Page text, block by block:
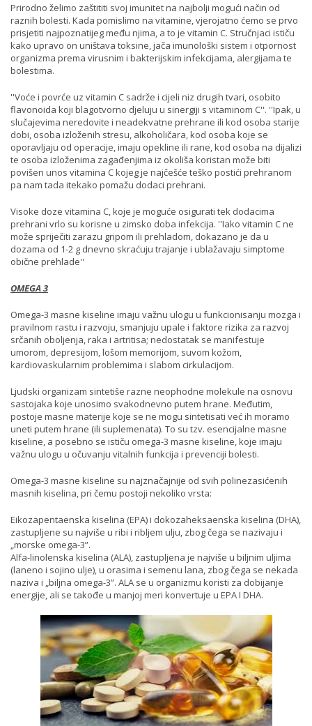
Prirodno želimo zaštititi svoj imunitet na najbolji mogući način od
raznih bolesti. Kada pomislimo na vitamine, vjerojatno ćemo se prvo
prisjetiti najpoznatijeg među njima, a to je vitamin C. Stručnjaci ističu
kako upravo on uništava toksine, jača imunološki sistem i otpornost
organizma prema virusnim i bakterijskim infekcijama, alergijama te
bolestima.
''Voće i povrće uz vitamin C sadrže i cijeli niz drugih tvari, osobito
flavonoida koji blagotvorno djeluju u sinergiji s vitaminom C''. ''Ipak, u
slučajevima neredovite i neadekvatne prehrane ili kod osoba starije
dobi, osoba izloženih stresu, alkoholičara, kod osoba koje se
oporavljaju od operacije, imaju opekline ili rane, kod osoba na dijalizi
te osoba izloženima zagađenjima iz okoliša koristan može biti
povišen unos vitamina C kojeg je najčešće teško postići prehranom
pa nam tada itekako pomažu dodaci prehrani.
Visoke doze vitamina C, koje je moguće osigurati tek dodacima
prehrani vrlo su korisne u zimsko doba infekcija. ''Iako vitamin C ne
može spriječiti zarazu gripom ili prehladom, dokazano je da u
dozama od 1-2 g dnevno skraćuju trajanje i ublažavaju simptome
obične prehlade''
OMEGA 3
Omega-3 masne kiseline imaju važnu ulogu u funkcionisanju mozga i
pravilnom rastu i razvoju, smanjuju upale i faktore rizika za razvoj
srčanih oboljenja, raka i artritisa; nedostatak se manifestuje
umorom, depresijom, lošom memorijom, suvom kožom,
kardiovaskularnim problemima i slabom cirkulacijom.
Ljudski organizam sintetiše razne neophodne molekule na osnovu
sastojaka koje unosimo svakodnevno putem hrane. Međutim,
postoje masne materije koje se ne mogu sintetisati već ih moramo
uneti putem hrane (ili suplemenata). To su tzv. esencijalne masne
kiseline, a posebno se ističu omega-3 masne kiseline, koje imaju
važnu ulogu u očuvanju vitalnih funkcija i prevenciji bolesti.
Omega-3 masne kiseline su najznačajnije od svih polinezasićenih
masnih kiselina, pri čemu postoji nekoliko vrsta:
Eikozapentaenska kiselina (EPA) i dokozaheksaenska kiselina (DHA),
zastupljene su najviše u ribi i ribljem ulju, zbog čega se nazivaju i
„morske omega-3”.
Alfa-linolenska kiselina (ALA), zastupljena je najviše u biljnim uljima
(laneno i sojino ulje), u orasima i semenu lana, zbog čega se nekada
naziva i „biljna omega-3”. ALA se u organizmu koristi za dobijanje
energije, ali se takođe u manjoj meri konvertuje u EPA I DHA.